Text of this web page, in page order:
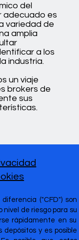
del
adecuado es
variedad de
amplia
a los
industria.
un viaje
brokers de
sus
("CFD") son
nivel de riesgo para su
rápidamente en su
y es posible